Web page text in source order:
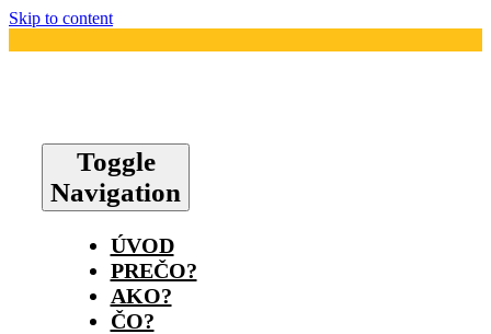
Skip to content
Toggle
Navigation
ÚVOD
PREČO?
AKO?
ČO?